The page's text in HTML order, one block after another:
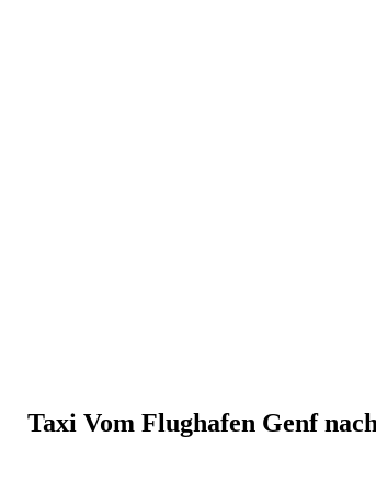
Taxi Vom Flughafen Genf